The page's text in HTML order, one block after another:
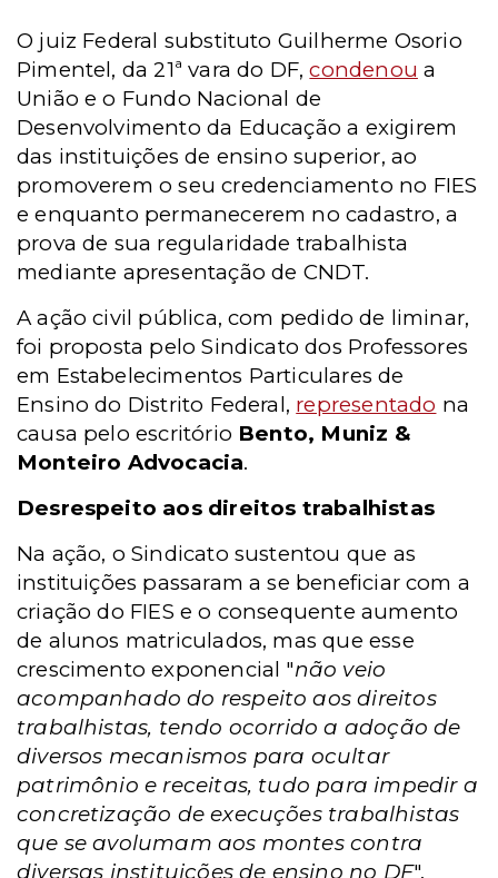
O juiz Federal substituto Guilherme Osorio
Pimentel, da 21ª vara do DF,condenou a
União e o Fundo Nacional de
Desenvolvimento da Educação a exigirem
das instituições de ensino superior, ao
promoverem o seu credenciamento no FIES
e enquanto permanecerem no cadastro, a
prova de sua regularidade trabalhista
mediante apresentação de CNDT.
A ação civil pública, com pedido de liminar,
foi proposta pelo Sindicato dos Professores
em Estabelecimentos Particulares de
Ensino do Distrito Federal, representado na
causa pelo escritório Bento, Muniz &
Monteiro Advocacia.
Desrespeito aos direitos trabalhistas
Na ação, o Sindicato sustentou que as
instituições passaram a se beneficiar com a
criação do FIES e o consequente aumento
de alunos matriculados, mas que esse
crescimento exponencial "não veio
acompanhado do respeito aos direitos
trabalhistas, tendo ocorrido a adoção de
diversos mecanismos para ocultar
patrimônio e receitas, tudo para impedir a
concretização de execuções trabalhistas
que se avolumam aos montes contra
diversas instituições de ensino no DF".